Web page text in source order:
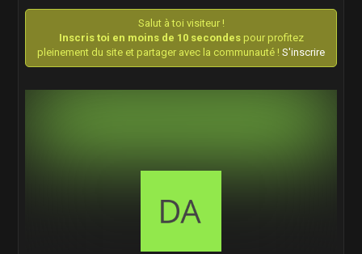
Salut à toi visiteur !
Inscris toi en moins de 10 secondespour profitez
pleinement du site et partager avec la communauté ! S'inscrire